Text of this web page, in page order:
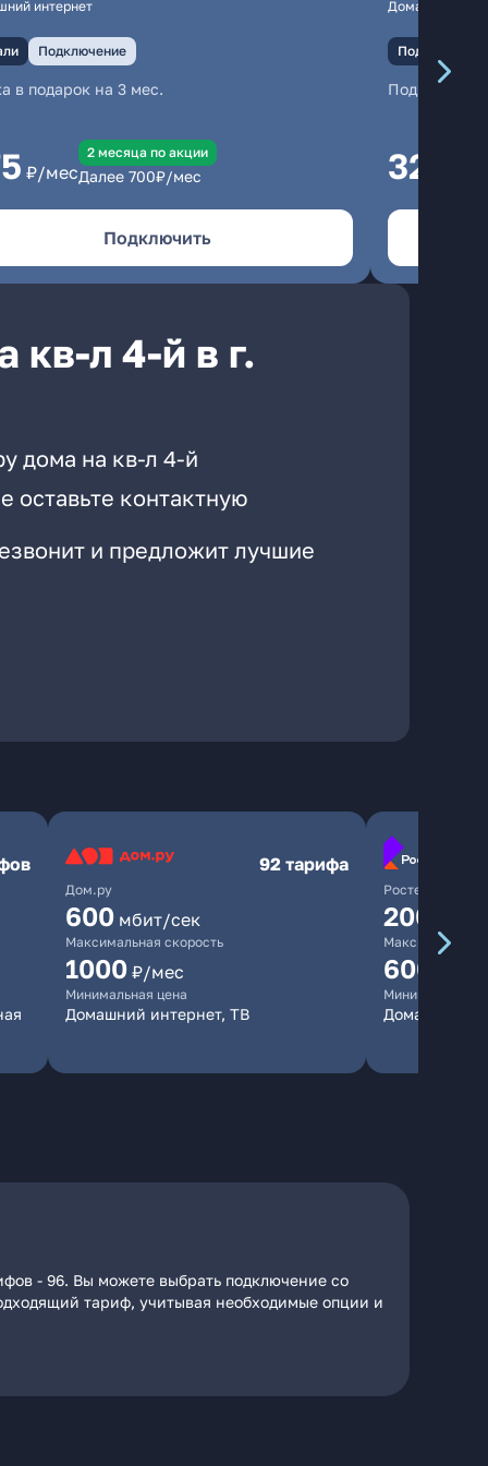
интернет
Подключение
в подарок на 3 мес.
₽/мес
2 месяцa по акции
Далее 700₽/мес
Подключить
Домашний
Подключение
325
кв-л 4-й в г.
дома на кв-л 4-й
оставьте контактную
и предложит лучшие
Дом.ру
92 тарифа
600 мбит/сек
Максимальная скорость
1000 ₽/мес
Минимальная цена
Домашний интернет, ТВ
Ростелеком
200
Максимальная
600
Минимальная
Домашний
- 96. Вы можете выбрать подключение со
тариф, учитывая необходимые опции и